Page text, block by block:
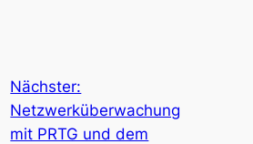
Nächster:
Netzwerküberwachung
mit PRTG und dem